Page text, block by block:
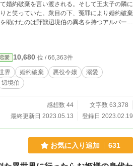
婚約破棄を言い渡される。そして王太子の隣に
と笑っていた。衆目の下、冤罪により婚約破棄
助けたのは野獣辺境伯の異名を持つアルバート
棄、どうも裏があったようで･･･。
恋愛 10,680 位 / 66,363件
界 婚約破棄 悪役令嬢
溺愛
辺境伯
感想数 44
文字数 63,378
最終更新日 2023.05.13
登録日 2023.02.19
お気に入り追加 631